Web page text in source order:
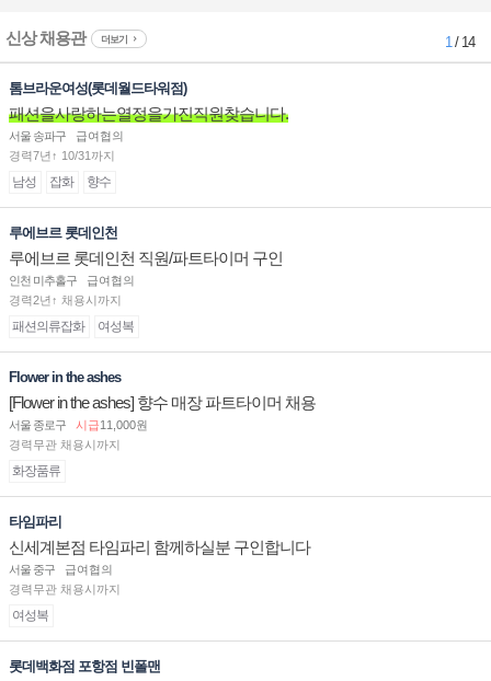
신상 채용관 더보기 1/ 14
톰브라운여성(롯데월드타워점)
패션을사랑하는열정을가진직원찾습니다.
서울 송파구
급여협의
경력7년↑ 10/31까지
남성 잡화 향수
루에브르 롯데인천
루에브르 롯데인천 직원/파트타이머 구인
인천 미추홀구
급여협의
경력2년↑ 채용시까지
패션의류잡화 여성복
Flower in the ashes
[Flower in the ashes] 향수 매장 파트타이머 채용
서울 종로구 시급11,000원
경력무관 채용시까지
화장품류
타임파리
신세계본점 타임파리 함께하실분 구인합니다
서울 중구
급여협의
경력무관 채용시까지
여성복
롯데백화점 포항점 빈폴맨